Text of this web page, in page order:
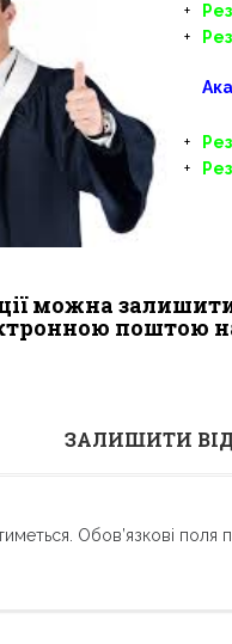
можна
поштою
ЗАЛИШИТИ
Обов’язкові поля